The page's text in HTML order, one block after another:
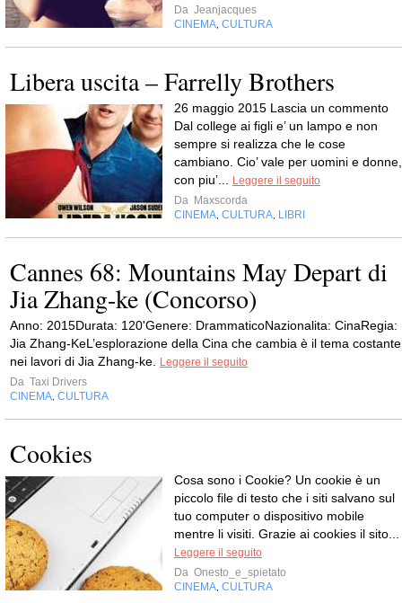
Da Jeanjacques
CINEMA CULTURA
Libera uscita – Farrelly Brothers
26 maggio 2015 Lascia un commento
Dal college ai figli e’ un lampo e non
sempre si realizza che le cose
cambiano. Cio’ vale per uomini e donne,
con piu’...
Leggere il seguito
Da Maxscorda
CINEMA CULTURA LIBRI
Cannes 68: Mountains May Depart di
Jia Zhang-ke (Concorso)
Anno: 2015Durata: 120'Genere: DrammaticoNazionalita: CinaRegia:
Jia Zhang-KeL’esplorazione della Cina che cambia è il tema costante
nei lavori di Jia Zhang-ke.
Leggere il seguito
Da Taxi Drivers
CINEMA CULTURA
Cookies
Cosa sono i Cookie? Un cookie è un
piccolo file di testo che i siti salvano sul
tuo computer o dispositivo mobile
mentre li visiti. Grazie ai cookies il sito...
Leggere il seguito
Da Onesto_e_spietato
CINEMA CULTURA